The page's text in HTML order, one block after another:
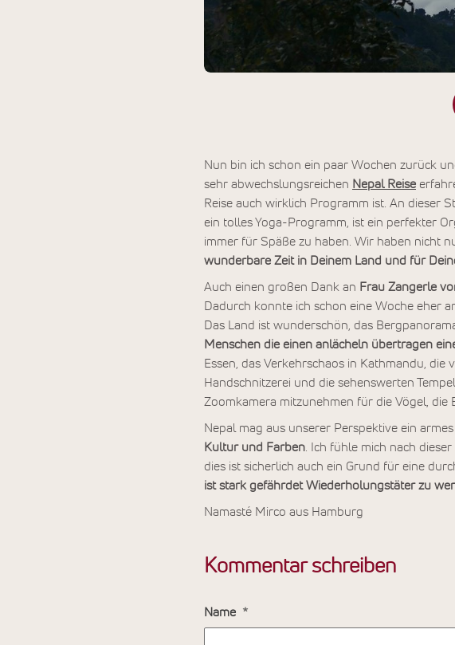
Nun bin ich schon ein paar Wochen zurück
sehr abwechslungsreichen Nepal Reise
Reise auch wirklich Programm ist. An dieser
ein tolles Yoga-Programm, ist ein perfekter
immer für Späße zu haben. Wir haben nicht
wunderbare Zeit in Deinem Land und für
Auch einen großen Dank an Frau Zangerle
Dadurch konnte ich schon eine Woche eher
Das Land ist wunderschön, das
Menschen die einen anlächeln übertragen
Essen, das Verkehrschaos in Kathmandu,
Handschnitzerei und die sehenswerten
Zoomkamera mitzunehmen für die Vögel, die
Nepal mag aus unserer Perspektive ein
Kultur und Farben . Ich fühle mich nach
dies ist sicherlich auch ein Grund für eine
ist stark gefährdet Wiederholungstäter zu
Namasté Mirco aus Hamburg
Kommentar schreiben
Name